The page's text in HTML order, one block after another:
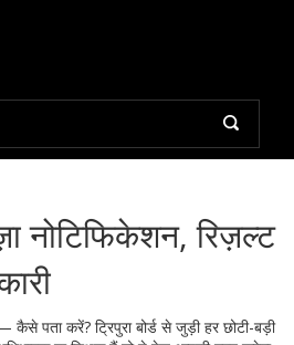
नोटिफिकेशन, रिज़ल्ट
पता करें? ट्रिपुरा बोर्ड से जुड़ी हर छोटी-बड़ी